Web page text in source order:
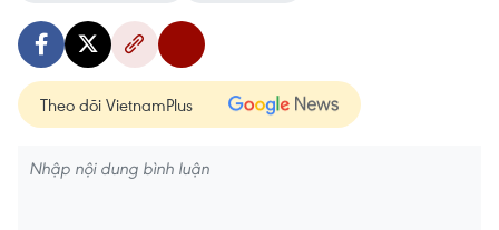
Theo dõi VietnamPlus